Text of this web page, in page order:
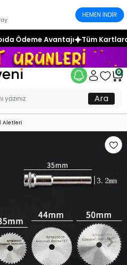
HEMEN İNDİR
Tüm Kartlara 12 Taksit Kapıda
0
Ara
Aletleri